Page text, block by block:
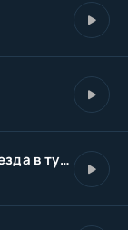
Где ярко серебром горит звезда в тумане